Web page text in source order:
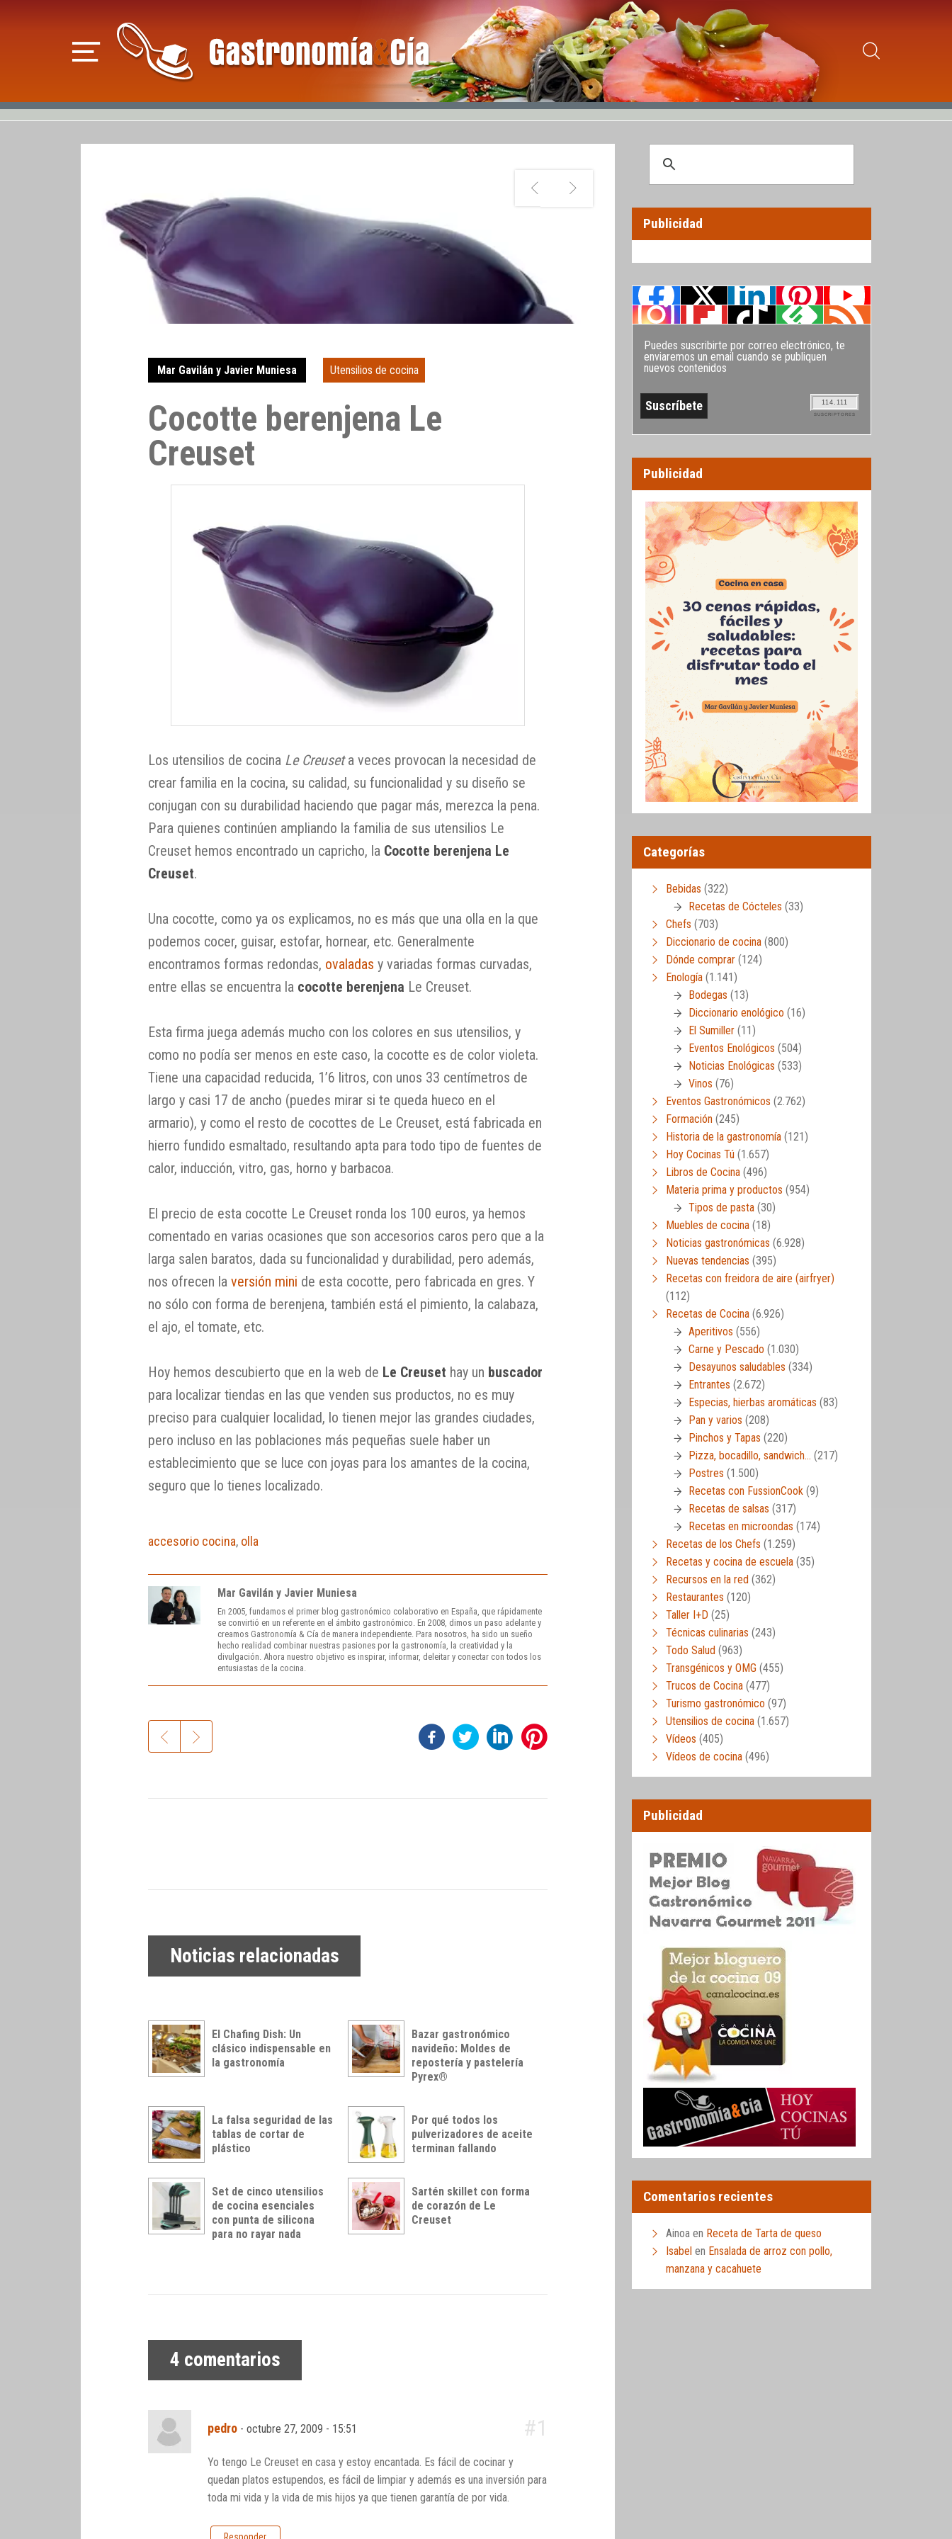
Mar Gavilán y Javier Muniesa Utensilios de cocina
Cocotte berenjena Le
Creuset
Los utensilios de cocina Le Creuseta veces provocan la necesidad de
crear familia en la cocina, su calidad, su funcionalidad y su diseño se
conjugan con su durabilidad haciendo que pagar más, merezca la pena.
Para quienes continúen ampliando la familia de sus utensilios Le
Creuset hemos encontrado un capricho, la Cocotte berenjena Le
Creuset.
Una cocotte, como ya os explicamos, no es más que una olla en la que
podemos cocer, guisar, estofar, hornear, etc. Generalmente
encontramos formas redondas, ovaladas y variadas formas curvadas,
entre ellas se encuentra la cocotte berenjena Le Creuset.
Esta firma juega además mucho con los colores en sus utensilios, y
como no podía ser menos en este caso, la cocotte es de color violeta.
Tiene una capacidad reducida, 1’6 litros, con unos 33 centímetros de
largo y casi 17 de ancho (puedes mirar si te queda hueco en el
armario), y como el resto de cocottes de Le Creuset, está fabricada en
hierro fundido esmaltado, resultando apta para todo tipo de fuentes de
calor, inducción, vitro, gas, horno y barbacoa.
El precio de esta cocotte Le Creuset ronda los 100 euros, ya hemos
comentado en varias ocasiones que son accesorios caros pero que a la
larga salen baratos, dada su funcionalidad y durabilidad, pero además,
nos ofrecen laversión mini de esta cocotte, pero fabricada en gres. Y
no sólo con forma de berenjena, también está el pimiento, la calabaza,
el ajo, el tomate, etc.
Hoy hemos descubierto que en la web de Le Creuset hay un buscador
para localizar tiendas en las que venden sus productos, no es muy
preciso para cualquier localidad, lo tienen mejor las grandes ciudades,
pero incluso en las poblaciones más pequeñas suele haber un
establecimiento que se luce con joyas para los amantes de la cocina,
seguro que lo tienes localizado.
accesorio cocina, olla
Mar Gavilán y Javier Muniesa
En 2005, fundamos el primer blog gastronómico colaborativo en España, que rápidamente
se convirtió en un referente en el ámbito gastronómico. En 2008, dimos un paso adelante y
creamos Gastronomía & Cía de manera independiente. Para nosotros, ha sido un sueño
hecho realidad combinar nuestras pasiones por la gastronomía, la creatividad y la
divulgación. Ahora nuestro objetivo es inspirar, informar, deleitar y conectar con todos los
entusiastas de la cocina.
Noticias relacionadas
El Chafing Dish: Un
clásico indispensable en
la gastronomía
Bazar gastronómico
navideño: Moldes de
repostería y pastelería
Pyrex®
La falsa seguridad de las
tablas de cortar de
plástico
Por qué todos los
pulverizadores de aceite
terminan fallando
Set de cinco utensilios
de cocina esenciales
con punta de silicona
para no rayar nada
Sartén skillet con forma
de corazón de Le
Creuset
4 comentarios
pedro- octubre 27, 2009 - 15:51 #1
Yo tengo Le Creuset en casa y estoy encantada. Es fácil de cocinar y
quedan platos estupendos, es fácil de limpiar y además es una inversión para
toda mi vida y la vida de mis hijos ya que tienen garantía de por vida.
Publicidad
Puedes suscribirte por correo electrónico, te
enviaremos un email cuando se publiquen
nuevos contenidos
114.111
SUSCRIPTORES
Publicidad
Categorías
Bebidas (322)
Recetas de Cócteles (33)
Chefs (703)
Diccionario de cocina (800)
Dónde comprar (124)
Enología (1.141)
Bodegas (13)
Diccionario enológico (16)
El Sumiller (11)
Eventos Enológicos (504)
Noticias Enológicas (533)
Vinos (76)
Eventos Gastronómicos (2.762)
Formación (245)
Historia de la gastronomía (121)
Hoy Cocinas Tú (1.657)
Libros de Cocina (496)
Materia prima y productos (954)
Tipos de pasta (30)
Muebles de cocina (18)
Noticias gastronómicas (6.928)
Nuevas tendencias (395)
Recetas con freidora de aire (airfryer)
(112)
Recetas de Cocina (6.926)
Aperitivos (556)
Carne y Pescado (1.030)
Desayunos saludables (334)
Entrantes (2.672)
Especias, hierbas aromáticas (83)
Pan y varios (208)
Pinchos y Tapas (220)
Pizza, bocadillo, sandwich… (217)
Postres (1.500)
Recetas con FussionCook (9)
Recetas de salsas (317)
Recetas en microondas (174)
Recetas de los Chefs (1.259)
Recetas y cocina de escuela (35)
Recursos en la red (362)
Restaurantes (120)
Taller I+D (25)
Técnicas culinarias (243)
Todo Salud (963)
Transgénicos y OMG (455)
Trucos de Cocina (477)
Turismo gastronómico (97)
Utensilios de cocina (1.657)
Vídeos (405)
Vídeos de cocina (496)
Publicidad
Comentarios recientes
Ainoa en Receta de Tarta de queso
Isabel en Ensalada de arroz con pollo,
manzana y cacahuete